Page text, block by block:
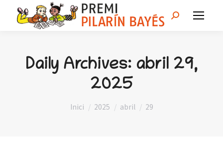
Search:
Daily Archives: abril 29,
2025
You are here:
Inici 2025 abril 29